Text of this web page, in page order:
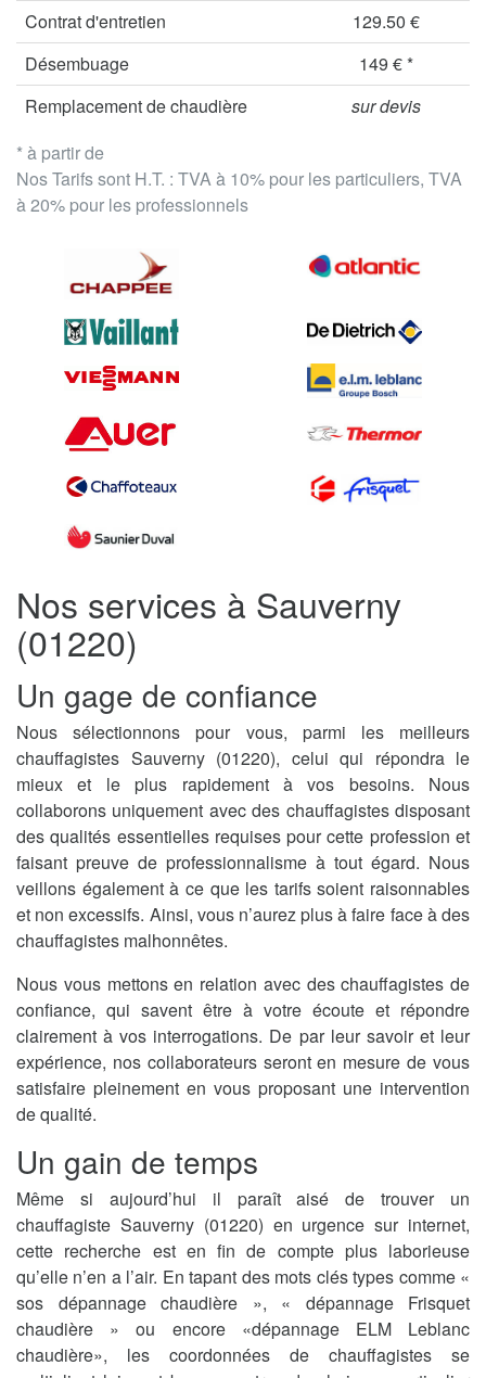
* à partir de
Nos Tarifs sont H.T. : TVA à 10% pour les particuliers, TVA
à 20% pour les professionnels
Contrat d'entretien
129.50 €
Désembuage
149 € *
Remplacement de chaudière
sur devis
Nos services à Sauverny
(01220)
Un gage de confiance
Nous sélectionnons pour vous, parmi les meilleurs
chauffagistes Sauverny (01220), celui qui répondra le
mieux et le plus rapidement à vos besoins. Nous
collaborons uniquement avec des chauffagistes disposant
des qualités essentielles requises pour cette profession et
faisant preuve de professionnalisme à tout égard. Nous
veillons également à ce que les tarifs soient raisonnables
et non excessifs. Ainsi, vous n’aurez plus à faire face à des
chauffagistes malhonnêtes.
Nous vous mettons en relation avec des chauffagistes de
confiance, qui savent être à votre écoute et répondre
clairement à vos interrogations. De par leur savoir et leur
expérience, nos collaborateurs seront en mesure de vous
satisfaire pleinement en vous proposant une intervention
de qualité.
Un gain de temps
Même si aujourd’hui il paraît aisé de trouver un
chauffagiste Sauverny (01220) en urgence sur internet,
cette recherche est en fin de compte plus laborieuse
qu’elle n’en a l’air. En tapant des mots clés types comme «
sos dépannage chaudière », « dépannage Frisquet
chaudière » ou encore «dépannage ELM Leblanc
chaudière», les coordonnées de chauffagistes se